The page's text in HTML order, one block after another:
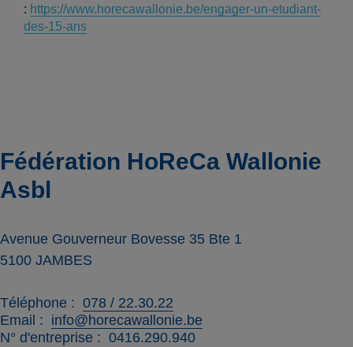
: https://www.horecawallonie.be/engager-un-etudiant-
des-15-ans
Fédération HoReCa Wallonie
Asbl
Avenue Gouverneur Bovesse 35 Bte 1
5100 JAMBES
Téléphone
078 / 22.30.22
Email
info@horecawallonie.be
N° d'entreprise
0416.290.940